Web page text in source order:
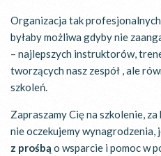
Organizacja tak
byłaby możliwa gdyby nie
– najlepszych instruktorów,
tworzących nasz zespół , ale
szkoleń.
Zapraszamy Cię na szkolenie,
nie oczekujemy wynagrodzenia,
z prośbą o wsparcie i pomoc w